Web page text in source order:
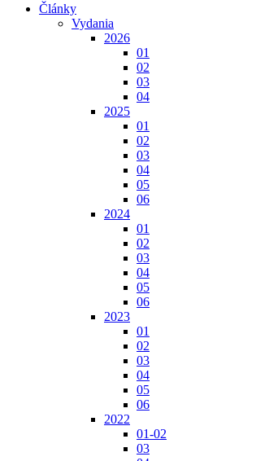
Články
Vydania
2026
01
02
03
04
2025
01
02
03
04
05
06
2024
01
02
03
04
05
06
2023
01
02
03
04
05
06
2022
01-02
03